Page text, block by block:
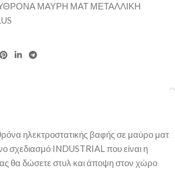
ΜΑΥΡΗ ΜΑΤ ΜΕΤΑΛΛΙΚΗ
ηλεκτροστατικής βαφής σε μαύρο ματ
σχεδιασμό INDUSTRIAL που είναι η
θα δώσετε στυλ και άποψη στον χώρο